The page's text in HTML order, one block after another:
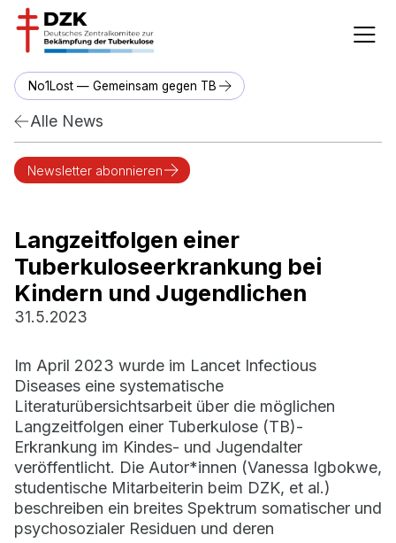
No1Lost — Gemeinsam gegen TB
Alle News
Newsletter abonnieren
Langzeitfolgen einer
Tuberkuloseerkrankung bei
Kindern und Jugendlichen
31.5.2023
Im April 2023 wurde im Lancet Infectious
Diseases eine systematische
Literaturübersichtsarbeit über die möglichen
Langzeitfolgen einer Tuberkulose (TB)-
Erkrankung im Kindes- und Jugendalter
veröffentlicht. Die Autor*innen (Vanessa Igbokwe,
studentische Mitarbeiterin beim DZK, et al.)
beschreiben ein breites Spektrum somatischer und
psychosozialer Residuen und deren